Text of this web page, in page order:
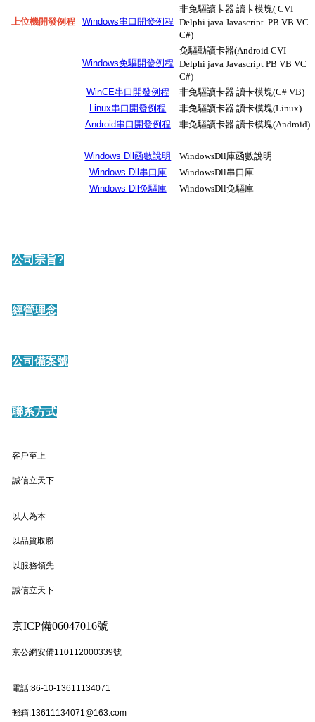
上位機開發例程 Windows串口開發例程
非免驅讀卡器 讀卡模塊( CVI
Delphi java Javascript PB VB VC
C#)
Windows免驅開發例程
免驅動讀卡器(Android CVI
Delphi java Javascript PB VB VC
C#)
WinCE串口開發例程
非免驅讀卡器 讀卡模塊(C# VB)
Linux串口開發例程
非免驅讀卡器 讀卡模塊(Linux)
Android串口開發例程
非免驅讀卡器 讀卡模塊(Android)
Windows Dll函數說明
WindowsDll庫函數說明
Windows Dll串口庫
WindowsDll串口庫
Windows Dll免驅庫
WindowsDll免驅庫
公司宗旨?
經營理念
公司備案號
聯系方式
客戶至上
誠信立天下
以人為本
以品質取勝
以服務領先
誠信立天下
京ICP備06047016號
京公網安備110112000339號
電話:86-10-13611134071
郵箱:13611134071@163.com